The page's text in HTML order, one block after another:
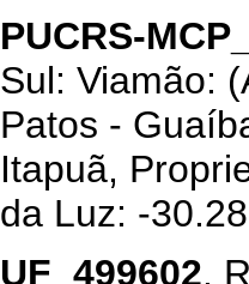
PUCRS-
Sul: Viamão:
Patos -
Itapuã,
da Luz: -
UF_499602.